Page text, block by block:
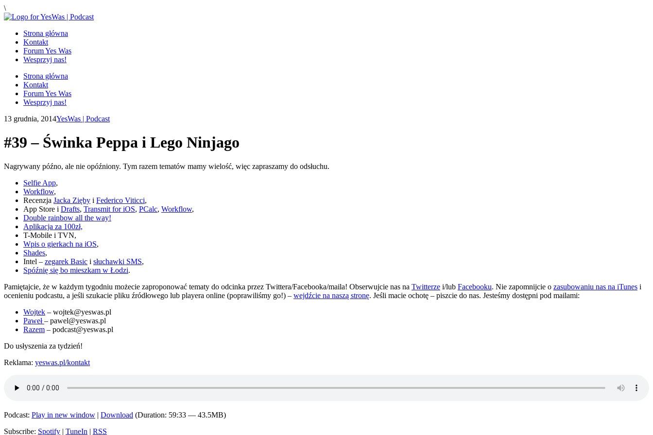
\
Strona główna
Kontakt
Forum Yes Was
Wesprzyj nas!
Strona główna
Kontakt
Forum Yes Was
Wesprzyj nas!
13 grudnia, 2014YesWas | Podcast
#39 – Świnka Peppa i Lego Ninjago
Nagrywany późno, ale nie opóźniony. Tym razem tematów mamy wielość, więc zapraszamy do odsłuchu.
Selfie App,
Workflow,
Recenzja Jacka Zięby i Federico Viticci,
App Store i Drafts, Transmit for iOS, PCalc, Workflow,
Double rainbow all the way!
Aplikacja za 100zł,
T-Mobile i TVN,
Wpis o gierkach na iOS,
Shades,
Intel – zegarek Basic i słuchawki SMS,
Spóźnię się bo mieszkam w Łodzi.
Pamiętajcie, że w każdym tygodniu możecie zaproponować tematy do odcinka przez Twittera/Facebooka/maila! Obserwujcie nas na Twitterze i/lub Facebooku. Nie zapomnijcie o zasubowaniu nas na iTunes i
ocenieniu podcastu, a jeśli szukacie pliku źródłowego lub playera online (poprawiliśmy go!) – wejdźcie na naszą stronę. Jeśli macie ochotę – piszcie do nas. Jesteśmy dostępni pod mailami:
Wojtek – wojtek@yeswas.pl
Paweł– pawel@yeswas.pl
Razem – podcast@yeswas.pl
Do usłyszenia za tydzień!
Reklama: yeswas.pl/kontakt
Podcast: Play in new window | Download (Duration: 59:33 — 43.5MB)
Subscribe: Spotify | TuneIn | RSS